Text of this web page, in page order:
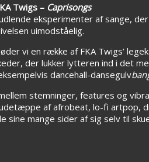
Twigs – Caprisongs
eksperimenter af sange,
uimodståelig.
vi en række af FKA Twigs’
der lukker lytteren ind i det
dancehall-dansegulv
stemninger, features og
af afrobeat, lo-fi artpop,
sine mange sider af sig selv til